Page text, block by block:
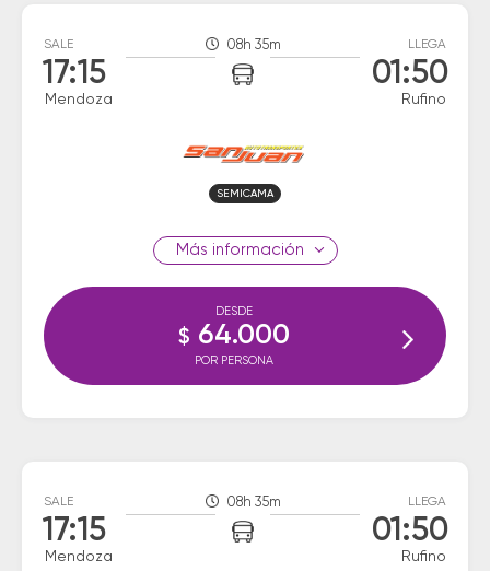
SALE
17:15
Mendoza
08h 35m LLEGA
01:50
Rufino
SEMICAMA
información
DESDE
$ 64.000
POR PERSONA
SALE
17:15
Mendoza
08h 35m LLEGA
01:50
Rufino